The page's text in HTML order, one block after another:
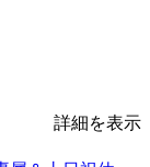
詳細を表示